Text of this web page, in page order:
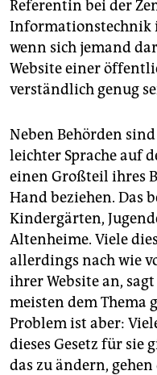
Referentin bei der
Informationstechnik
wenn sich jemand
Website einer
verständlich genug
Neben Behörden
leichter Sprache auf
einen Großteil ihres
Hand beziehen. Das
Kindergärten,
Altenheime. Viele
allerdings nach wie
ihrer Website an,
meisten dem Thema
Problem ist aber:
dieses Gesetz für sie
das zu ändern,